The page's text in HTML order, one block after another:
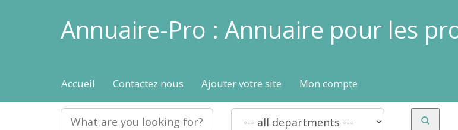
Annuaire-Pro : Annuaire pour les
Accueil Contactez nous Ajouter votre site Mon compte